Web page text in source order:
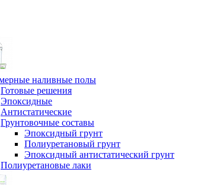
наливные полы
Готовые решения
Эпоксидные
Антистатические
Грунтовочные составы
Эпоксидный грунт
Полиуретановый грунт
Эпоксидный антистатический грунт
Полиуретановые лаки